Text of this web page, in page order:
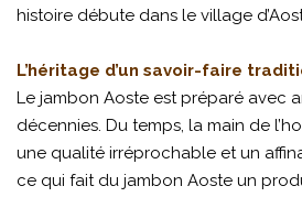
histoire débute dans le village
L’héritage d’un savoir-faire
Le jambon Aoste est préparé avec
décennies. Du temps, la main de
une qualité irréprochable et un
ce qui fait du jambon Aoste un